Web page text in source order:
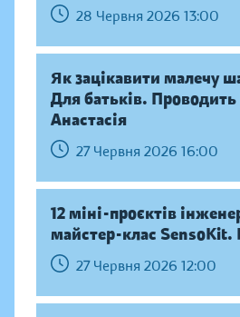
28 Червня 2026 13:00
Як зацікавити малечу
Для батьків.
Анастасія
27 Червня 2026 16:00
12 міні-проєктів
майстер-клас SensoKit.
27 Червня 2026 12:00